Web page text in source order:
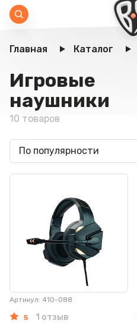
Главная Каталог
Игровые
наушники
10 товаров
По популярности
Артикул: 410-088
5 1 отзыв